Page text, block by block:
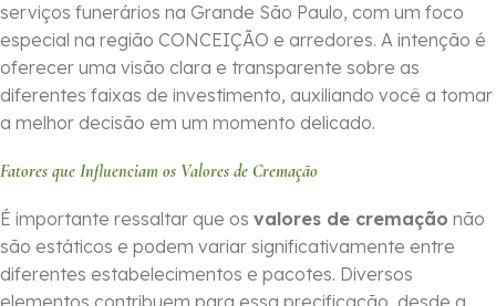
serviços funerários na Grande São Paulo, com um foco
especial na região CONCEIÇÃO e arredores. A intenção é
oferecer uma visão clara e transparente sobre as
diferentes faixas de investimento, auxiliando você a tomar
a melhor decisão em um momento delicado.
Fatores que Influenciam os Valores de Cremação
É importante ressaltar que os valores de cremação não
são estáticos e podem variar significativamente entre
diferentes estabelecimentos e pacotes. Diversos